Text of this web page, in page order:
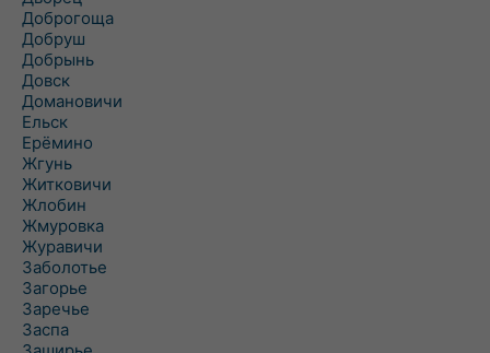
Доброгоща
Добруш
Добрынь
Довск
Домановичи
Ельск
Ерёмино
Жгунь
Житковичи
Жлобин
Жмуровка
Журавичи
Заболотье
Загорье
Заречье
Заспа